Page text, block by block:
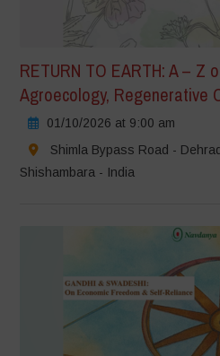
RETURN TO EARTH: A – Z
Agroecology, Regenerative
01/10/2026 at 9:00 am
Shimla Bypass Road -
Shishambara - India